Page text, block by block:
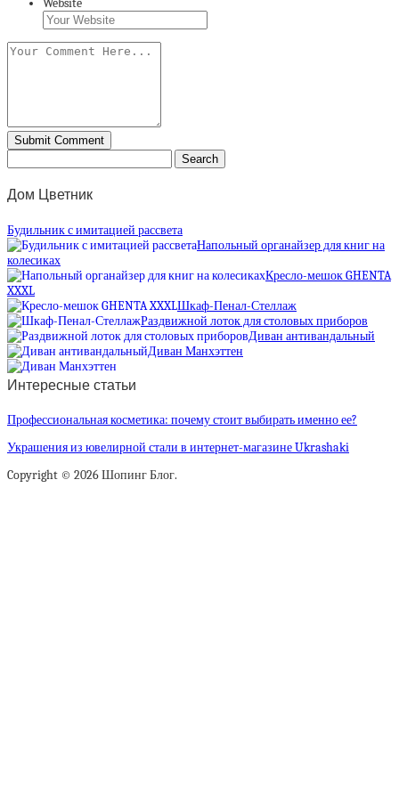
Website
Дом Цветник
Будильник с имитацией рассвета
Напольный органайзер для книг на
колесиках
Кресло-мешок GHENTA
XXXL
Шкаф-Пенал-Стеллаж
Раздвижной лоток для столовых приборов
Диван антивандальный
Диван Манхэттен
Интересные статьи
Профессиональная косметика: почему стоит выбирать именно ее?
Украшения из ювелирной стали в интернет-магазине Ukrashaki
Copyright © 2026 Шопинг Блог.